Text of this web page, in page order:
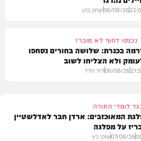
06/08/26יצחק כהן
נכנסו לחוף לא מוכרז
בכנרת: שלושה בחורים נסחפו
ולא הצליחו לשוב
06/08/26דוד חדד
לומדי התורה
המאוכזבים: ארדן חבר לאדלשטיין
על מפלגה
07/08/26שוקי כץ